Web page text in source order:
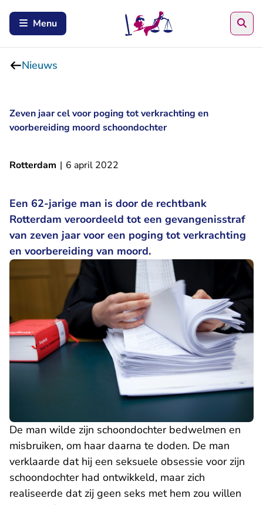
Menu
Nieuws
Zeven jaar cel voor poging tot verkrachting en
voorbereiding moord schoondochter
Rotterdam | 6 april 2022
Een 62-jarige man is door de rechtbank
Rotterdam veroordeeld tot een gevangenisstraf
van zeven jaar voor een poging tot verkrachting
en voorbereiding van moord.
De man wilde zijn schoondochter bedwelmen en
misbruiken, om haar daarna te doden. De man
verklaarde dat hij een seksuele obsessie voor zijn
schoondochter had ontwikkeld, maar zich
realiseerde dat zij geen seks met hem zou willen